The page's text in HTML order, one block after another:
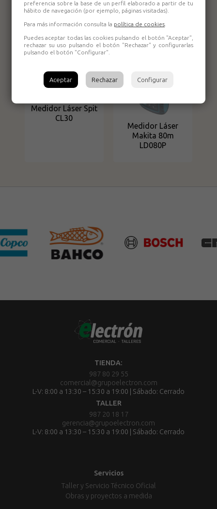
Kappa KL50
Sola X2 Crossline
Medidor Láser Spit
CL30
Medidor Láser
Makita 80m
LD080P
TIENDA:
987 80 29 55
comercial@grupoelectron.com
L-V: 8:00 a 13:30 – 15:30 a 19:00 | Sábado: Cerrado
TALLER
987 20 18 17
gerencia@grupoelectron.com
L-V: 8:00 a 13:30 – 15:30 a 19:00 | Sábado: Cerrado
Servicios
Taller y Servicio Técnico Oficial
Obras y proyectos a medida
preferencia sobre la base de un perfil elaborado a partir de tu
hábito de navegación (por ejemplo, páginas visitadas).
Para más información consulta la política de cookies
Puedes aceptar todas las cookies pulsando el botón "Aceptar",
rechazar su uso pulsando el botón "Rechazar" y configurarlas
pulsando el botón "Configurar".
Aceptar Rechazar Configurar